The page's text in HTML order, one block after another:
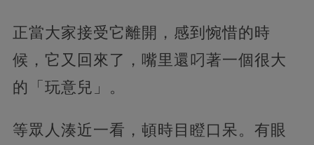
正當大家接受它離開，感到惋惜的時
候，它又回來了，嘴里還叼著一個很大
的「玩意兒」。
等眾人湊近一看，頓時目瞪口呆。有眼